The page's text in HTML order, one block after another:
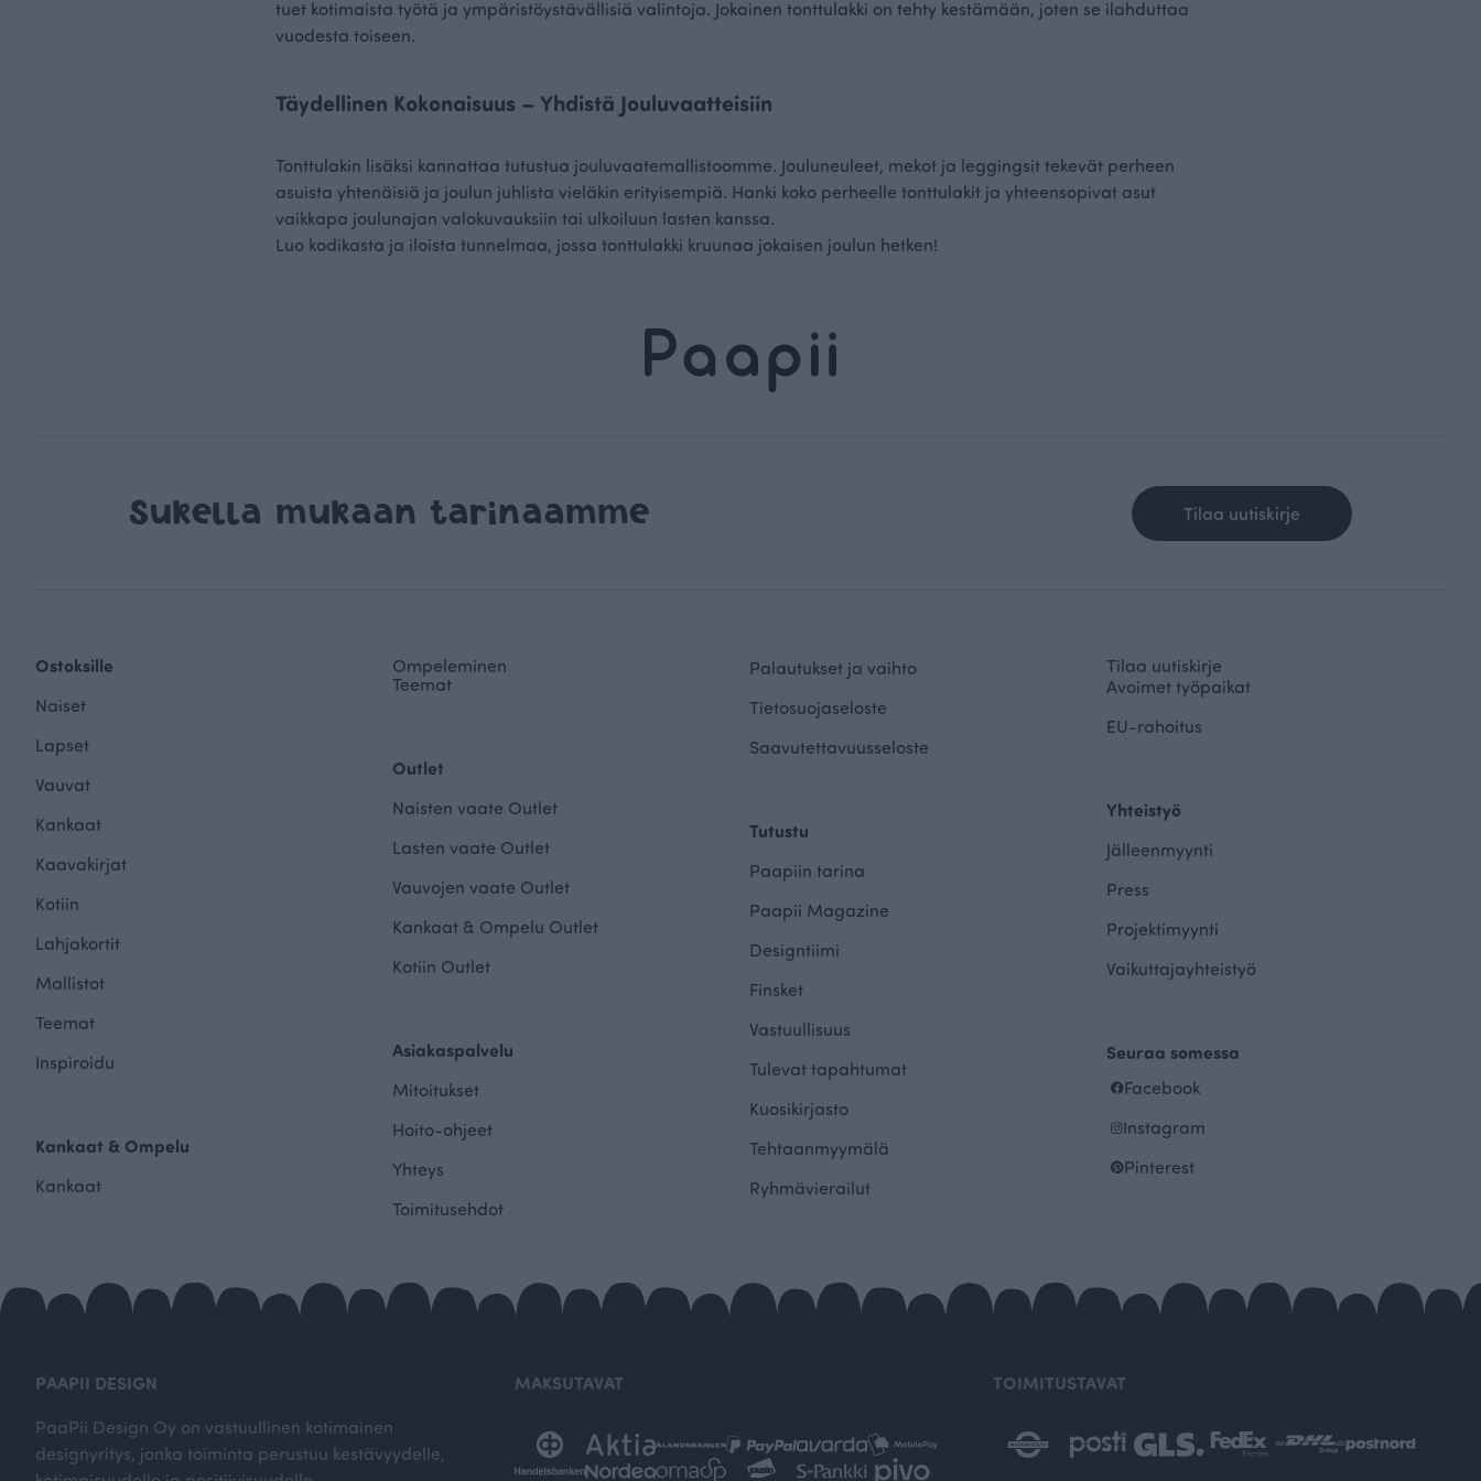
tuet kotimaista työtä ja ympäristöystävällisiä valintoja. Jokainen tonttulakki on tehty kestämään, joten se ilahduttaa
vuodesta toiseen.
Täydellinen Kokonaisuus – Yhdistä Jouluvaatteisiin
Tonttulakin lisäksi kannattaa tutustua jouluvaatemallistoomme. Jouluneuleet, mekot ja leggingsit tekevät perheen
asuista yhtenäisiä ja joulun juhlista vieläkin erityisempiä. Hanki koko perheelle tonttulakit ja yhteensopivat asut
vaikkapa joulunajan valokuvauksiin tai ulkoiluun lasten kanssa.
Luo kodikasta ja iloista tunnelmaa, jossa tonttulakki kruunaa jokaisen joulun hetken!
Sukella mukaan tarinaamme Tilaa uutiskirje
Ostoksille
Naiset
Lapset
Vauvat
Kankaat
Kaavakirjat
Kotiin
Lahjakortit
Mallistot
Teemat
Inspiroidu
Kankaat & Ompelu
Kankaat
Ompeleminen
Teemat
Outlet
Naisten vaate Outlet
Lasten vaate Outlet
Vauvojen vaate Outlet
Kankaat & Ompelu Outlet
Kotiin Outlet
Asiakaspalvelu
Mitoitukset
Hoito-ohjeet
Yhteys
Toimitusehdot
Palautukset ja vaihto
Tietosuojaseloste
Saavutettavuusseloste
Tutustu
Paapiin tarina
Paapii Magazine
Designtiimi
Finsket
Vastuullisuus
Tulevat tapahtumat
Kuosikirjasto
Tehtaanmyymälä
Ryhmävierailut
Tilaa uutiskirje
Avoimet työpaikat
EU-rahoitus
Yhteistyö
Jälleenmyynti
Press
Projektimyynti
Vaikuttajayhteistyö
Seuraa somessa
Facebook
Instagram
Pinterest
PAAPII DESIGN
PaaPii Design Oy on vastuullinen kotimainen
designyritys, jonka toiminta perustuu kestävyydelle,
MAKSUTAVAT TOIMITUSTAVAT